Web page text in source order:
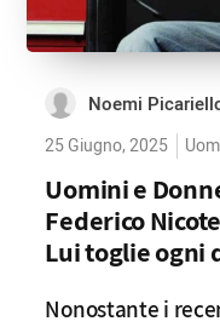
Noemi
25 Giugno, 2025
Uomini e
Federico
Lui toglie ogni
Nonostante i